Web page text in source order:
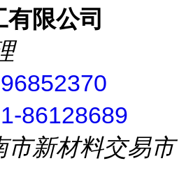
限公司
86128689
市新材料交易市